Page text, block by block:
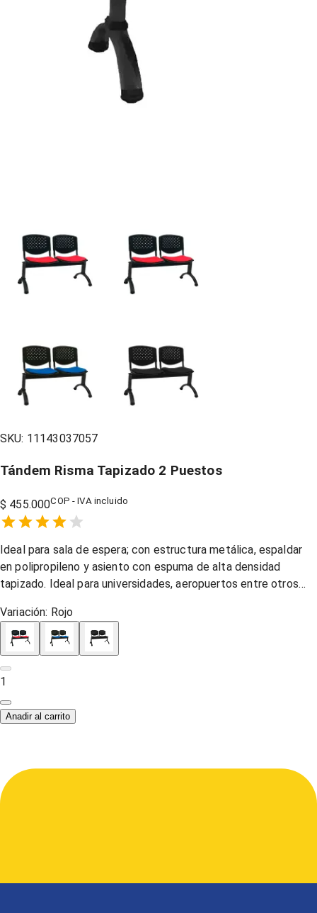
SKU: 11143037057
Tándem Risma Tapizado 2 Puestos
$ 455.000COP - IVA incluido
1 Star,
2 Stars,
3 Stars,
4 Stars,
5 Stars,
Ideal para sala de espera; con estructura metálica, espaldar
en polipropileno y asiento con espuma de alta densidad
tapizado. Ideal para universidades, aeropuertos entre otros…
Variación: Rojo
1
Anadir al carrito